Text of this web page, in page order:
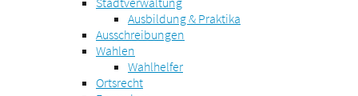
Ausbildung & Praktika
Ausschreibungen
Wahlen
Wahlhelfer
Ortsrecht